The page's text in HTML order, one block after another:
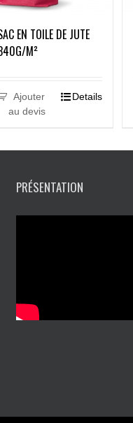
EN TOILE DE JUTE
M²
Ajouter
au devis
Details
PRÉSENTATION